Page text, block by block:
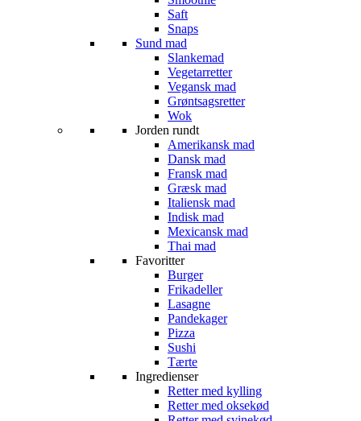
Saft
Snaps
Sund mad
Slankemad
Vegetarretter
Vegansk mad
Grøntsagsretter
Wok
Jorden rundt
Amerikansk mad
Dansk mad
Fransk mad
Græsk mad
Italiensk mad
Indisk mad
Mexicansk mad
Thai mad
Favoritter
Burger
Frikadeller
Lasagne
Pandekager
Pizza
Sushi
Tærte
Ingredienser
Retter med kylling
Retter med oksekød